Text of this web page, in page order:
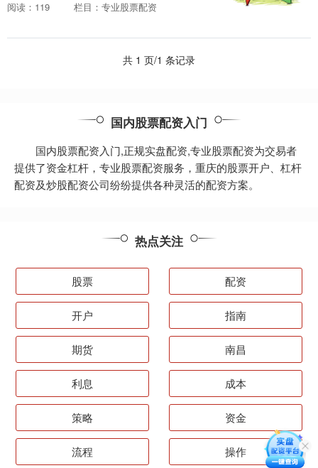
模，从而获得更高的潜在收益。与传统投
**同花顺配资....
阅读：119 栏目：专业股票配资
共 1 页/1 条记录
国内股票配资入门
国内股票配资入门,正规实盘配资,专业股票配资为交易者
提供了资金杠杆，专业股票配资服务，重庆的股票开户、杠杆
配资及炒股配资公司纷纷提供各种灵活的配资方案。
热点关注
股票 配资
开户 指南
期货 南昌
利息 成本
策略 资金
流程 操作